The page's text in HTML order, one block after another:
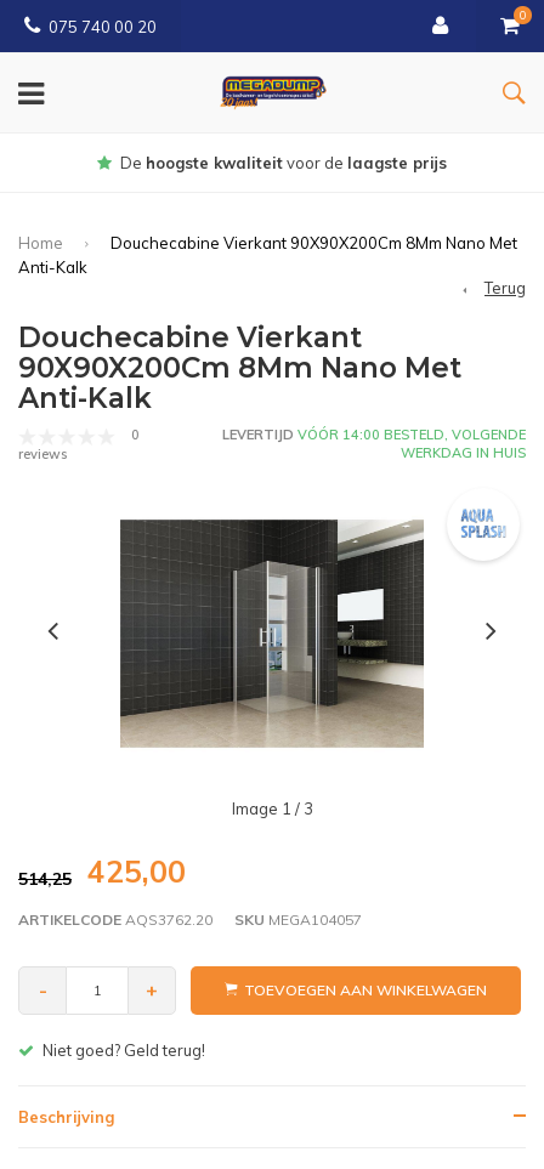
075 740 00 20
0
Gratisbezorgd vanaf € 150
Home
Douchecabine Vierkant 90X90X200Cm 8Mm Nano Met
Anti-Kalk
Terug
Douchecabine Vierkant
90X90X200Cm 8Mm Nano Met
Anti-Kalk
0
reviews
LEVERTIJD VÓÓR 14:00 BESTELD, VOLGENDE
WERKDAG IN HUIS
Image 1 / 3
514,25 425,00
ARTIKELCODE AQS3762.20 SKU MEGA104057
- + TOEVOEGEN AAN WINKELWAGEN
Gratis bezorgen v.a. € 150,- (NL)
Beschrijving